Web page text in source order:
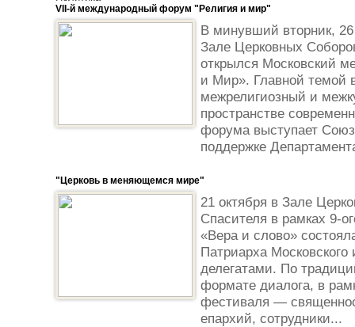
VII-й международный форум "Религия и мир"
В минувший вторник, 26
Зале Церковных
открылся Московский
и Мир». Главной темой
межрелигиозный и
пространстве
форума выступает
поддержке
"Церковь в меняющемся мире"
21 октября в Зале
Спасителя в рамках 9-
«Вера и слово»
Патриарха
делегатами. По
формате диалога, в
фестиваля —
епархий, сотрудники...